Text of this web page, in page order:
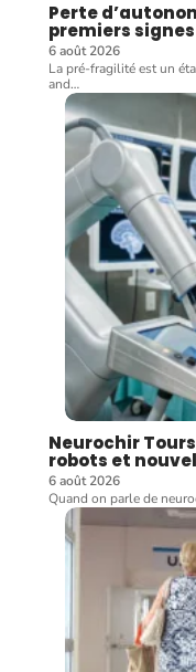
Perte
premiers
6 août 2026
La pré-fragilité est un
and…
Neurochir
robots et
6 août 2026
Quand on parle de